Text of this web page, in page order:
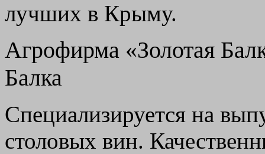
лучших в Крыму.
Агрофирма «Золотая
Балка
Специализируется на
столовых вин.